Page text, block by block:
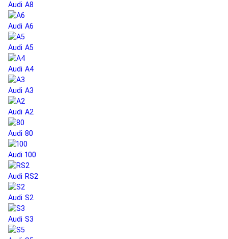
Audi A8
Audi A6
Audi A5
Audi A4
Audi A3
Audi A2
Audi 80
Audi 100
Audi RS2
Audi S2
Audi S3